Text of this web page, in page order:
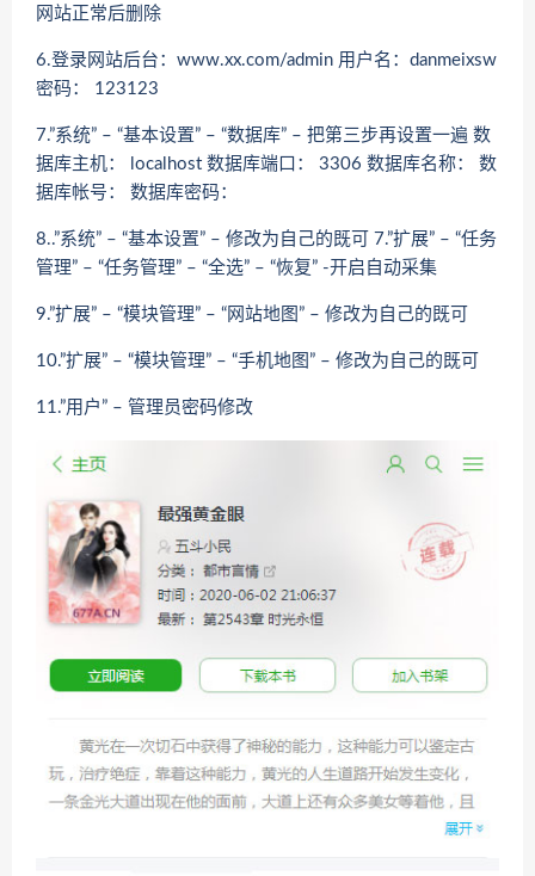
网站正常后删除
6.登录网站后台：www.xx.com/admin 用户名：danmeixsw
密码： 123123
7.”系统” – “基本设置” – “数据库” – 把第三步再设置一遍 数
据库主机： localhost 数据库端口： 3306 数据库名称： 数
据库帐号： 数据库密码：
8..”系统” – “基本设置” – 修改为自己的既可 7.”扩展” – “任务
管理” – “任务管理” – “全选” – “恢复” -开启自动采集
9.”扩展” – “模块管理” – “网站地图” – 修改为自己的既可
10.”扩展” – “模块管理” – “手机地图” – 修改为自己的既可
11.”用户” – 管理员密码修改